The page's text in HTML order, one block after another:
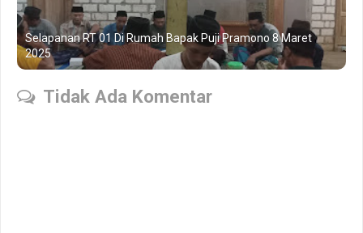
Selapanan RT 01 Di Rumah Bapak Puji Pramono 8 Maret
2025
Tidak Ada Komentar